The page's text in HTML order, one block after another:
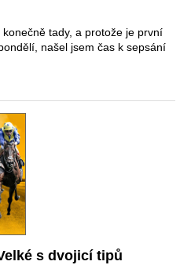
tady, a protože je první
našel jsem čas k sepsání
s dvojicí tipů